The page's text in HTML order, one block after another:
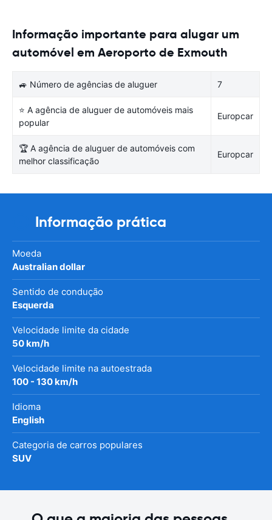
Informação importante para alugar um
automóvel em Aeroporto de Exmouth
🚙 Número de agências de aluguer 7
⭐ A agência de aluguer de automóveis mais
popular
Europcar
🏆 A agência de aluguer de automóveis com
melhor classificação
Europcar
Informação prática
Moeda
Australian dollar
Sentido de condução
Esquerda
Velocidade limite da cidade
50 km/h
Velocidade limite na autoestrada
100 - 130 km/h
Idioma
English
Categoria de carros populares
SUV